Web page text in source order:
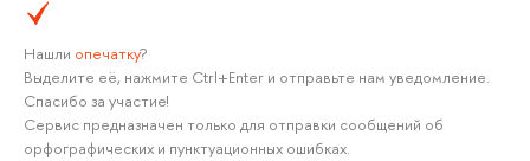
Нашли опечатку?
Выделите её, нажмите Ctrl+Enter и отправьте нам уведомление.
Спасибо за участие!
Сервис предназначен только для отправки сообщений об
орфографических и пунктуационных ошибках.